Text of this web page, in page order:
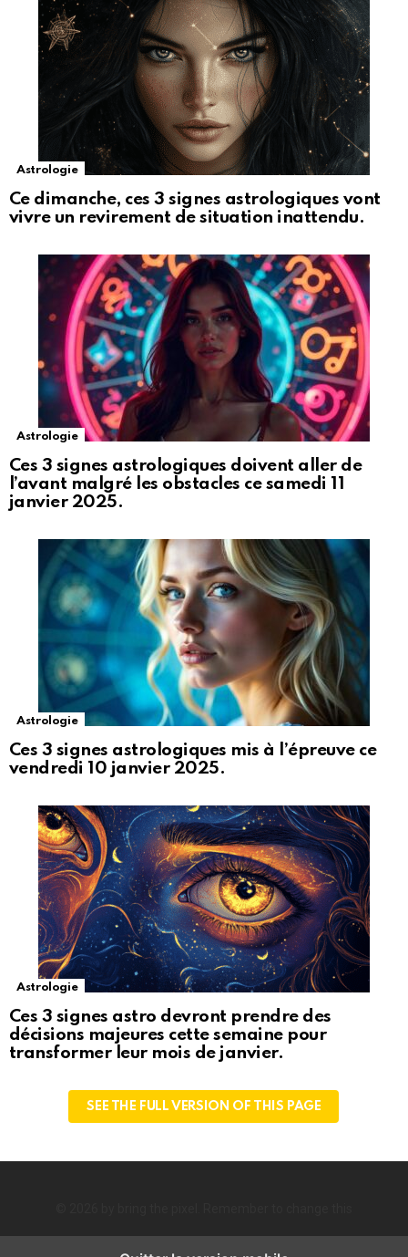
Astrologie
Ce dimanche, ces 3 signes astrologiques vont
vivre un revirement de situation inattendu.
Astrologie
Ces 3 signes astrologiques doivent aller de
l’avant malgré les obstacles ce samedi 11
janvier 2025.
Astrologie
Ces 3 signes astrologiques mis à l’épreuve ce
vendredi 10 janvier 2025.
Astrologie
Ces 3 signes astro devront prendre des
décisions majeures cette semaine pour
transformer leur mois de janvier.
SEE THE FULL VERSION OF THIS PAGE